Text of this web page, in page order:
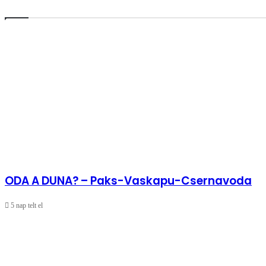
harmadik
ODA A DUNA? – Paks-Vaskapu-Csernavoda
5 nap telt el